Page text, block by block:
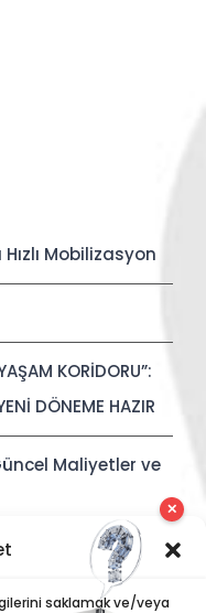
saklamak ve/veya
Mobilizasyon
KORİDORU”:
DÖNEME HAZIR
Maliyetler ve
ve Hızlı İnşa
✕